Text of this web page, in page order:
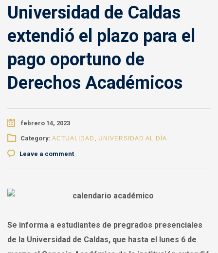
Universidad de Caldas
extendió el plazo para el
pago oportuno de
Derechos Académicos
febrero 14, 2023
Category: ACTUALIDAD , UNIVERSIDAD AL DÍA
Leave a comment
Se informa a estudiantes de pregrados presenciales
de la Universidad de Caldas, que hasta el lunes 6 de